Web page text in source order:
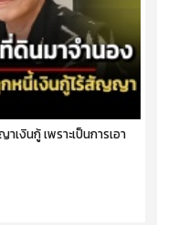
งินกู้ เพราะเป็นการเอา